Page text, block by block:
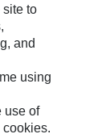
site to
and
using
use of
cookies.